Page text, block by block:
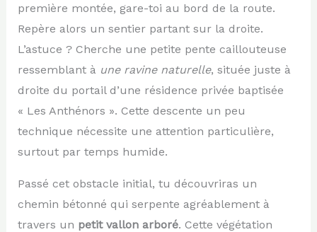
première montée, gare-toi au bord de la route.
Repère alors un sentier partant sur la droite.
L’astuce ? Cherche une petite pente caillouteuse
ressemblant à une ravine naturelle, située juste à
droite du portail d’une résidence privée baptisée
« Les Anthénors ». Cette descente un peu
technique nécessite une attention particulière,
surtout par temps humide.
Passé cet obstacle initial, tu découvriras un
chemin bétonné qui serpente agréablement à
travers un petit vallon arboré. Cette végétation